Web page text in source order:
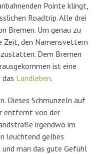
Pointe klingt,
Roadtrip. Alle drei
Bremen. Um genau zu
Zeit, den Namensvettern
Dem Bremen
ist eine
Landleben.
Dieses Schmunzeln auf
entfernt von der
irgendwo im
leuchtend gelbes
man das gute Gefühl